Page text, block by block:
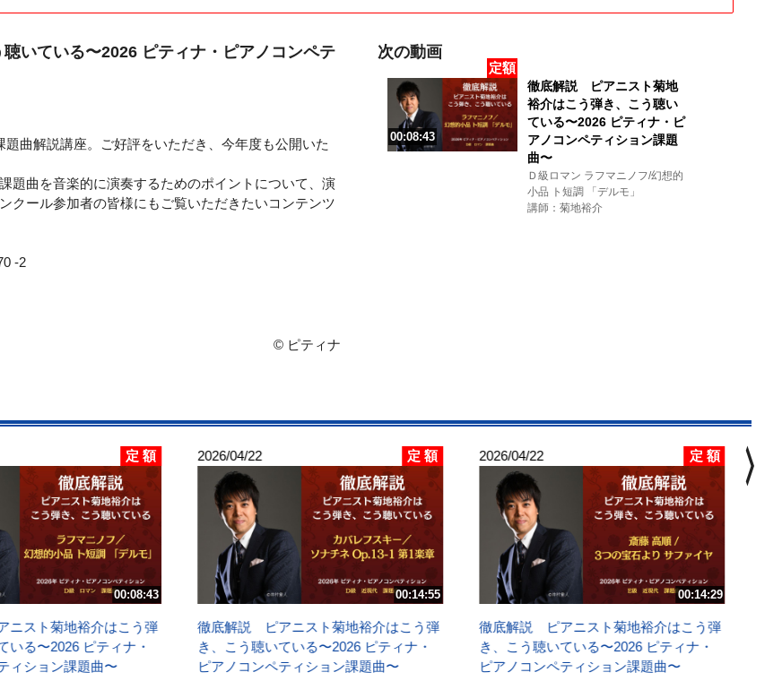
いている〜2026 ピティナ・ピアノコンペテ
曲解説講座。ご好評をいただき、今年度も公開いた
題曲を音楽的に演奏するためのポイントについて、演
クール参加者の皆様にもご覧いただきたいコンテンツ
-2
© ピティナ
次の動画
定額
00:08:43
徹底解説 ピアニスト菊地
裕介はこう弾き、こう聴い
ている〜2026 ピティナ・ピ
アノコンペティション課題
曲〜
Ｄ級ロマン ラフマニノフ/幻想的
小品 ト短調 「デルモ」
講師：菊地裕介
定 額
00:08:43
スト菊地裕介はこう弾
いる〜2026 ピティナ・
ィション課題曲〜
2026/04/22 定 額
00:14:55
徹底解説 ピアニスト菊地裕介はこう弾
き、こう聴いている〜2026 ピティナ・
ピアノコンペティション課題曲〜
2026/04/22 定 額
00:14:29
徹底解説 ピアニスト菊地裕介はこう弾
き、こう聴いている〜2026 ピティナ・
ピアノコンペティション課題曲〜
chevron_right